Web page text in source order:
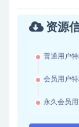
资源
普通用户特
会员用户特
永久会员用